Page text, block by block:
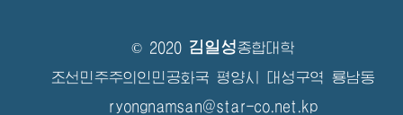
© 2020 김일성종합대학
조선민주주의인민공화국 평양시 대성구역 룡남동
ryongnamsan@star-co.net.kp